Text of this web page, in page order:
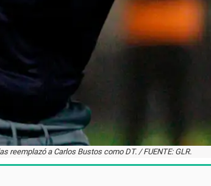
reemplazó a Carlos Bustos como DT. / FUENTE: GLR.